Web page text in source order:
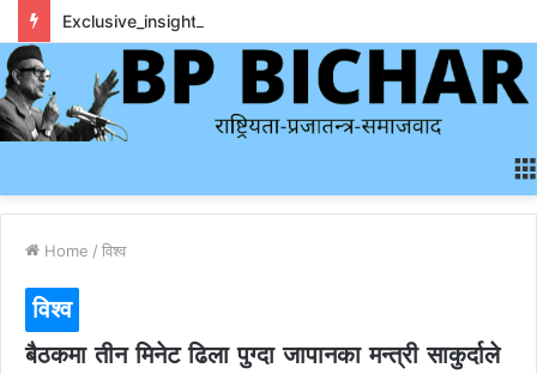
Home / विश्व
विश्व
बैठकमा तीन मिनेट ढिला पुग्दा जापानका मन्त्री साकुर्दाले